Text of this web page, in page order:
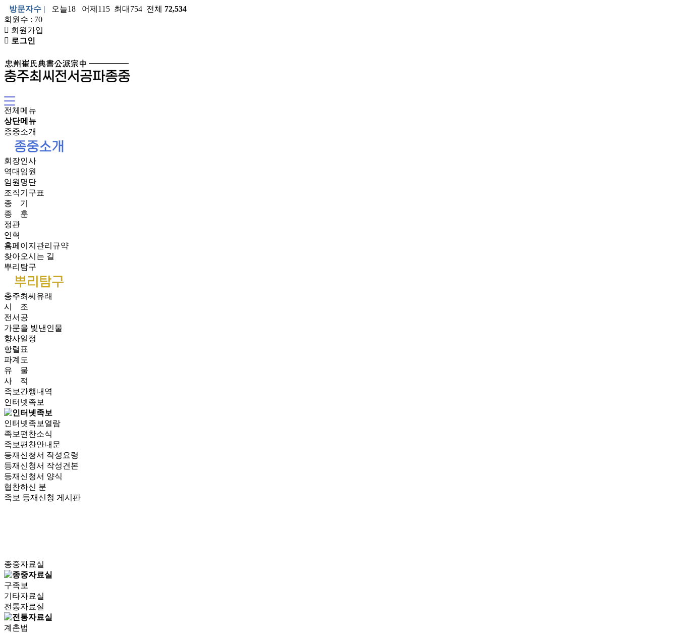
방문자수 | 오늘18 어제115 최대754 전체 72,534
회원수 : 70
회원가입
로그인
전체메뉴
상단메뉴
종중소개
회장인사
역대임원
임원명단
조직기구표
종 기
종 훈
정관
연혁
홈페이지관리규약
찾아오시는 길
뿌리탐구
충주최씨유래
시 조
전서공
가문을 빛낸인물
향사일정
항렬표
파계도
유 물
사 적
족보간행내역
인터넷족보
인터넷족보열람
족보편찬소식
족보편찬안내문
등재신청서 작성요령
등재신청서 작성견본
등재신청서 양식
협찬하신 분
족보 등재신청 게시판
종중자료실
구족보
기타자료실
전통자료실
계촌법